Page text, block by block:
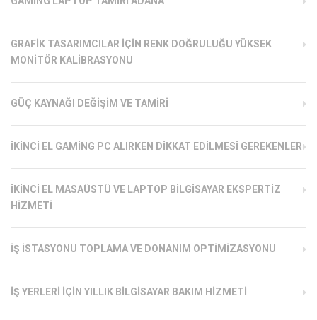
GRAFIK TASARIMCILAR İÇIN RENK DOĞRULUĞU YÜKSEK
MONITÖR KALIBRASYONU
GÜÇ KAYNAĞI DEĞIŞIM VE TAMIRI
İKINCI EL GAMING PC ALIRKEN DIKKAT EDILMESI GEREKENLER
İKINCI EL MASAÜSTÜ VE LAPTOP BILGISAYAR EKSPERTIZ
HIZMETI
İŞ İSTASYONU TOPLAMA VE DONANIM OPTIMIZASYONU
İŞ YERLERI İÇIN YILLIK BILGISAYAR BAKIM HIZMETI